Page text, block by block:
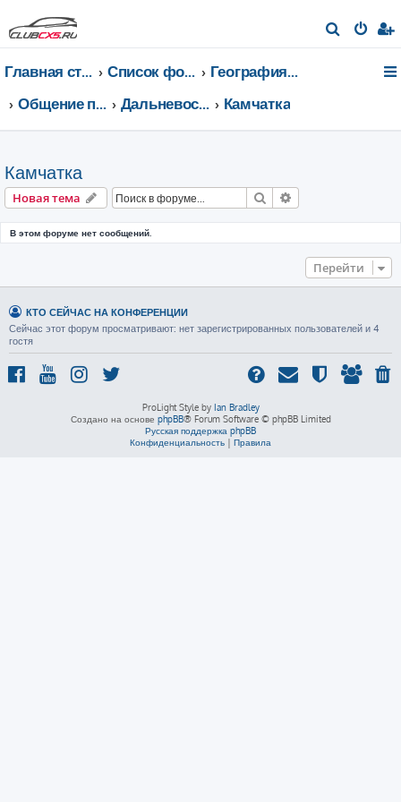
о
Главная страница Список форумов
География Клуба CX-5 CLUB
Общение по регионам
Дальневосточный федеральный округ Камчатка
Камчатка
Новая тема Поиск
В этом форуме нет сообщений.
Перейти
КТО СЕЙЧАС НА КОНФЕРЕНЦИИ
Сейчас этот форум просматривают: нет зарегистрированных пользователей и 4
гостя
ProLight Style by Ian Bradley
Создано на основе phpBB® Forum Software © phpBB Limited
Русская поддержка phpBB
Конфиденциальность | Правила